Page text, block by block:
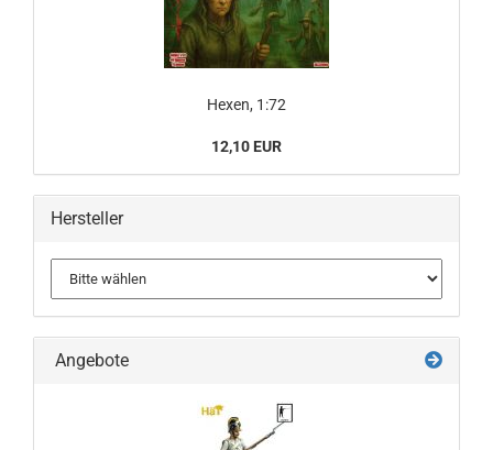
Hexen, 1:72
12,10 EUR
Hersteller
Angebote